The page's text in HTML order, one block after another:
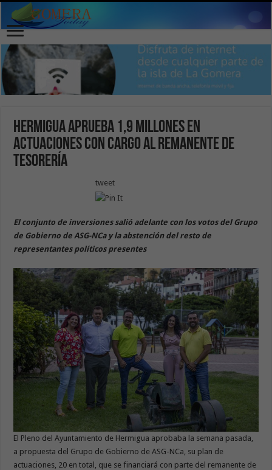
Hermigua aprueba 1,9 millones en
actuaciones con cargo al remanente de
Tesorería
tweet
El conjunto de inversiones salió adelante con los votos del Grupo
de Gobierno de ASG-NCa y la abstención del resto de
representantes políticos presentes
El Pleno del Ayuntamiento de Hermigua aprobaba la semana pasada,
a propuesta del Grupo de Gobierno de ASG-NCa, su plan de
actuaciones, 20 en total, que se financiará con parte del remanente de